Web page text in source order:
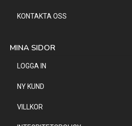
KONTAKTA OSS
MINA SIDOR
LOGGA IN
NY KUND
VILLKOR